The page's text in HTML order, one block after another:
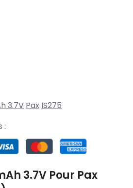
3.7V Pax IS275
:
3.7V Pour Pax